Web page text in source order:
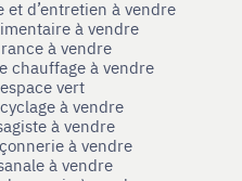
d’entretien à vendre
à vendre
à vendre
chauffage à vendre
vert
à vendre
à vendre
à vendre
à vendre